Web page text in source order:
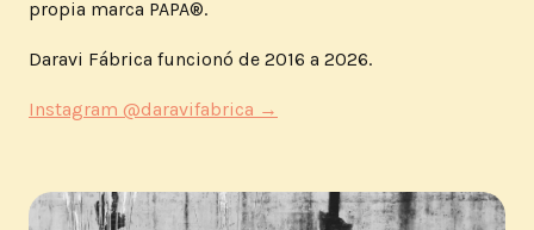
propia marca PAPA®.
Daravi Fábrica funcionó de 2016 a 2026.
Instagram @daravifabrica →